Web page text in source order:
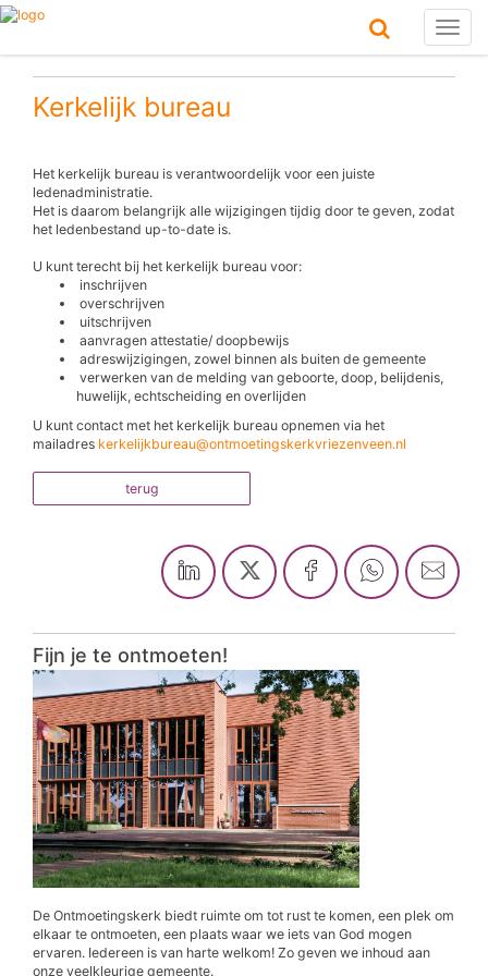
Kerkelijk bureau
Het kerkelijk bureau is verantwoordelijk voor een juiste
ledenadministratie.
Het is daarom belangrijk alle wijzigingen tijdig door te geven, zodat
het ledenbestand up-to-date is.
U kunt terecht bij het kerkelijk bureau voor:
inschrijven
overschrijven
uitschrijven
aanvragen attestatie/ doopbewijs
adreswijzigingen, zowel binnen als buiten de gemeente
verwerken van de melding van geboorte, doop, belijdenis,
huwelijk, echtscheiding en overlijden
U kunt contact met het kerkelijk bureau opnemen via het
mailadres kerkelijkbureau@ontmoetingskerkvriezenveen.nl
terug
Fijn je te ontmoeten!
De Ontmoetingskerk biedt ruimte om tot rust te komen, een plek om
elkaar te ontmoeten, een plaats waar we iets van God mogen
ervaren. Iedereen is van harte welkom! Zo geven we inhoud aan
onze veelkleurige gemeente.